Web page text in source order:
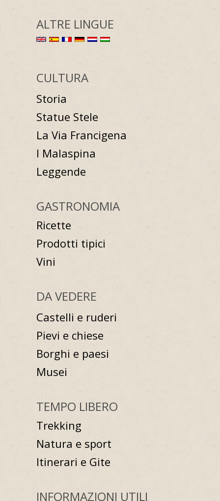
ALTRE LINGUE
CULTURA
Storia
Statue Stele
La Via Francigena
I Malaspina
Leggende
GASTRONOMIA
Ricette
Prodotti tipici
Vini
DA VEDERE
Castelli e ruderi
Pievi e chiese
Borghi e paesi
Musei
TEMPO LIBERO
Trekking
Natura e sport
Itinerari e Gite
INFORMAZIONI UTILI